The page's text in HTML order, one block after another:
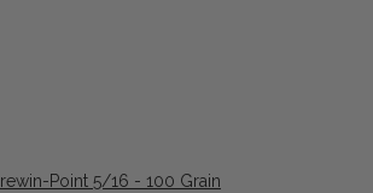
Point 5/16 - 100 Grain